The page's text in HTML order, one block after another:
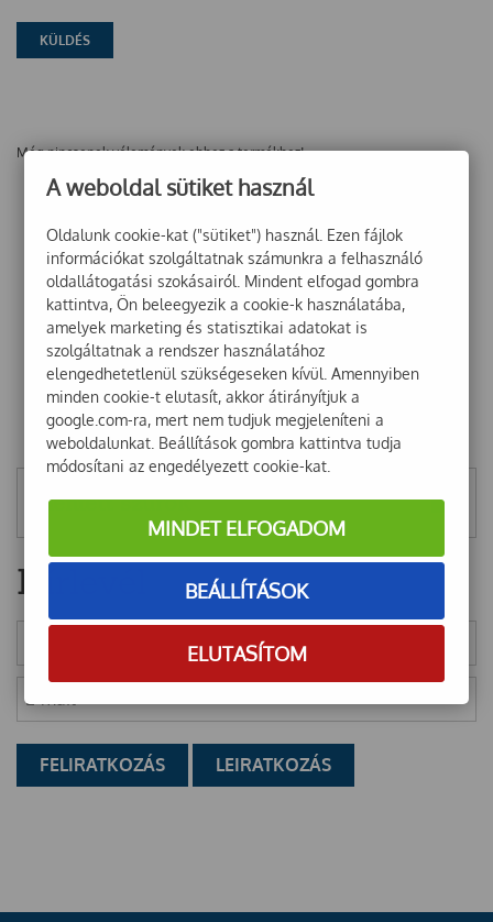
Még nincsenek vélemények ehhez a termékhez!
Mentett szűrők
Hírlevél
A weboldal sütiket használ
Oldalunk cookie-kat ("sütiket") használ. Ezen fájlok
információkat szolgáltatnak számunkra a felhasználó
oldallátogatási szokásairól. Mindent elfogad gombra
kattintva, Ön beleegyezik a cookie-k használatába,
amelyek marketing és statisztikai adatokat is
szolgáltatnak a rendszer használatához
elengedhetetlenül szükségeseken kívül. Amennyiben
minden cookie-t elutasít, akkor átirányítjuk a
google.com-ra, mert nem tudjuk megjeleníteni a
weboldalunkat. Beállítások gombra kattintva tudja
módosítani az engedélyezett cookie-kat.
MINDET ELFOGADOM
BEÁLLÍTÁSOK
ELUTASÍTOM